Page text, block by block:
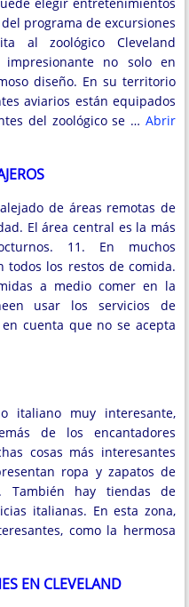
programa de excursiones
al zoológico Cleveland
impresionante no solo en
diseño. En su territorio
aviarios están equipados
del zoológico se … Abrir
de áreas remotas de
El área central es la más
11. En muchos
todos los restos de comida.
a medio comer en la
usar los servicios de
cuenta que no se acepta
italiano muy interesante,
de los encantadores
cosas más interesantes
ropa y zapatos de
También hay tiendas de
italianas. En esta zona,
como la hermosa
EN CLEVELAND